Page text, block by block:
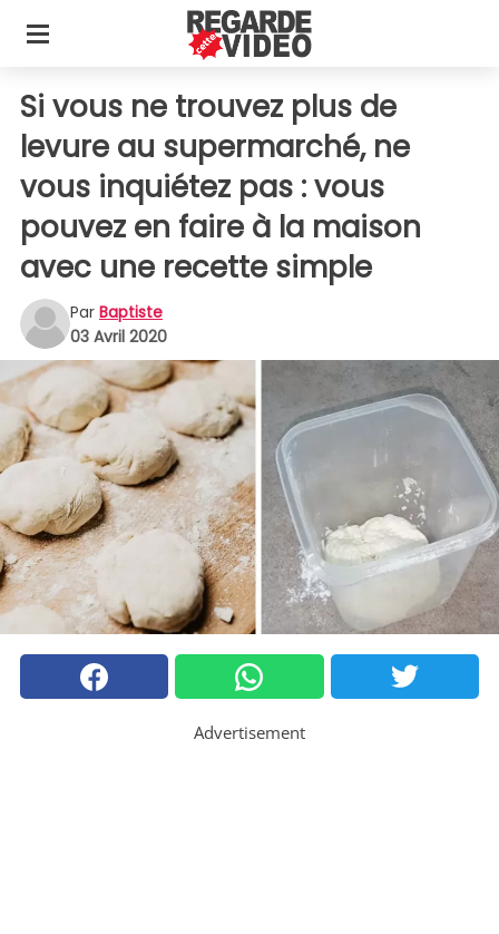
Si vous ne trouvez plus de
levure au supermarché, ne
vous inquiétez pas : vous
pouvez en faire à la maison
avec une recette simple
Par Baptiste
03 Avril 2020
Advertisement